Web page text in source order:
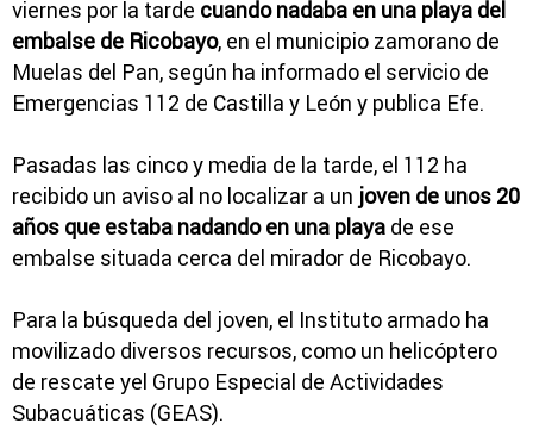
viernes por la tarde cuando nadaba en una playa del
embalse de Ricobayo, en el municipio zamorano de
Muelas del Pan, según ha informado el servicio de
Emergencias 112 de Castilla y León y publica Efe.
Pasadas las cinco y media de la tarde, el 112 ha
recibido un aviso al no localizar a un joven de unos 20
años que estaba nadando en una playa de ese
embalse situada cerca del mirador de Ricobayo.
Para la búsqueda del joven, el Instituto armado ha
movilizado diversos recursos, como un helicóptero
de rescate yel Grupo Especial de Actividades
Subacuáticas (GEAS).